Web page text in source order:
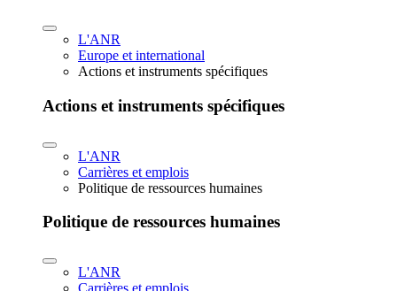
L'ANR
Europe et international
Actions et instruments spécifiques
Actions et instruments spécifiques
L'ANR
Carrières et emplois
Politique de ressources humaines
Politique de ressources humaines
L'ANR
Carrières et emplois